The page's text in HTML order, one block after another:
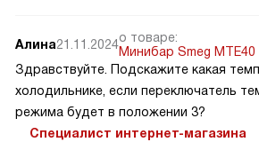
Алина21.11.2024о товаре:
Минибар Smeg MTE40
Здравствуйте. Подскажите какая
холодильнике, если переключатель
режима будет в положении 3?
Специалист интернет-магазина